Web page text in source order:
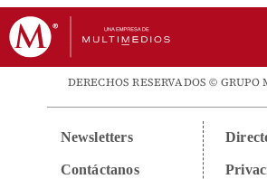
DERECHOS RESERVADOS © GRUPO
Newsletters
Contáctanos